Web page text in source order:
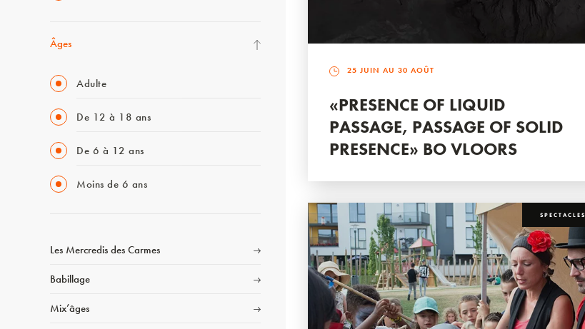
Âges
Adulte
De 12 à 18 ans
De 6 à 12 ans
Moins de 6 ans
Les Mercredis des Carmes
Babillage
Mix’âges
25 JUIN AU 30 AOÛT
«PRESENCE OF LIQUID
PASSAGE, PASSAGE OF SOLID
PRESENCE» BO VLOORS
SPECTACLES